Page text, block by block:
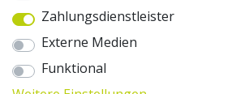
AUSZEICHNUNGEN & SICHERHEIT
© 2026 pentagonsports.de
Pentagon Sports GmbH & Co. KG
Zahlungsdienstleister
Externe Medien
Funktional